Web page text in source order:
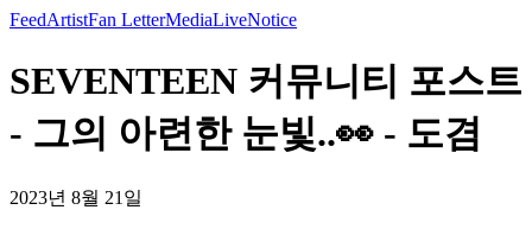
FeedArtistFan LetterMediaLiveNotice
SEVENTEEN 커뮤니티 포스트
- 그의 아련한 눈빛..👀 - 도겸
2023년 8월 21일